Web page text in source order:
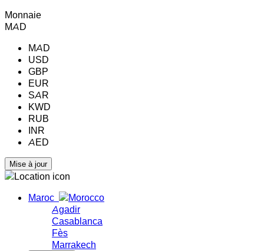
Monnaie
MAD
MAD
USD
GBP
EUR
SAR
KWD
RUB
INR
AED
Maroc
Agadir
Casablanca
Fès
Marrakech